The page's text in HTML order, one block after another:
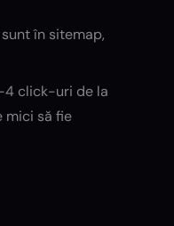
în sitemap,
4 click-uri de la
mici să fie